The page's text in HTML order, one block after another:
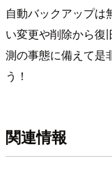
自動バックアップは
い変更や削除から復
測の事態に備えて是
う！
関連情報